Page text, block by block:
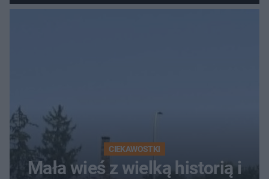
szczyt Gór Świętokrzyskich
CIEKAWOSTKI
Mała wieś z wielką historią i